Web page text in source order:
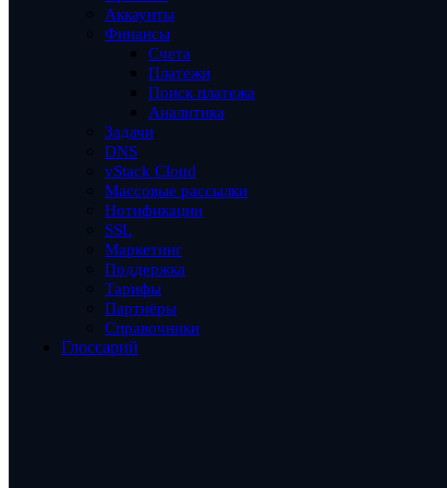
Aккаунты
Финансы
Счета
Платежи
Поиск платежа
Аналитика
Задачи
DNS
vStack Cloud
Массовые рассылки
Нотификации
SSL
Маркетинг
Поддержка
Тарифы
Партнёры
Справочники
Глоссарий